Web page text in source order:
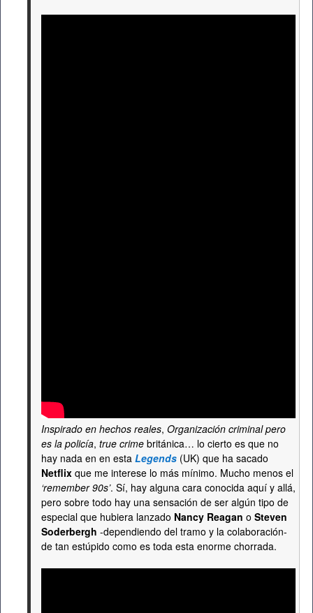
Inspirado en hechos reales, Organización criminal pero
es la policía, true crime británica… lo cierto es que no
hay nada en en esta Legends (UK) que ha sacado
Netflix que me interese lo más mínimo. Mucho menos el
‘remember 90s’. Sí, hay alguna cara conocida aquí y allá,
pero sobre todo hay una sensación de ser algún tipo de
especial que hubiera lanzado Nancy Reagan o Steven
Soderbergh -dependiendo del tramo y la colaboración-
de tan estúpido como es toda esta enorme chorrada.